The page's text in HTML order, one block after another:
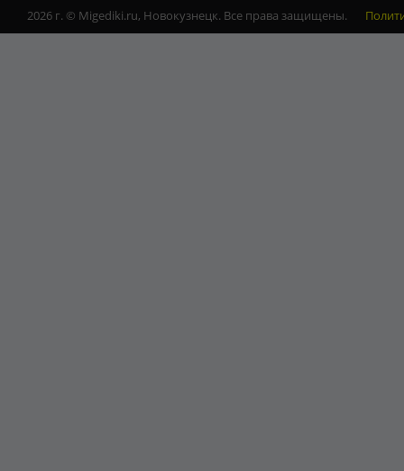
2026 г. © Migediki.ru, Новокузнецк. Все права защищены.